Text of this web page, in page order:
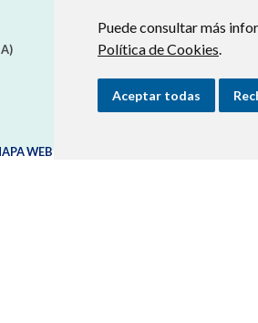
Puede consultar más
Política de Cookies.
Aceptar todas
WEB